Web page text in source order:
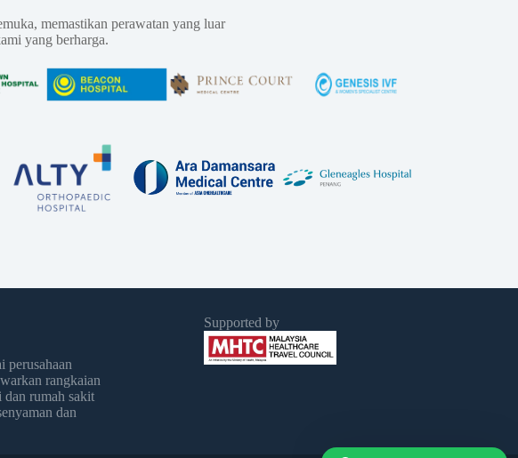
memastikan perawatan yang luar
yang berharga.
perusahaan
rangkaian
dan rumah sakit
dan
Supported by